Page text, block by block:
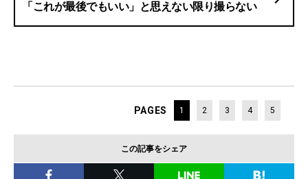
「これが最後でもいい」と思えない限り撮らない
PAGES 1 2 3 4 5
この記事をシェア